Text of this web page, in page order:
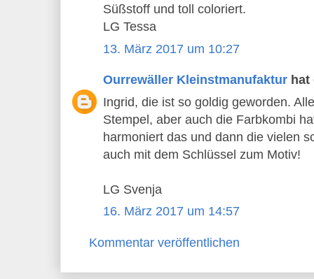
Süßstoff und toll coloriert.
LG Tessa
13. März 2017 um 10:27
Ourrewäller Kleinstmanufaktur
Ingrid, die ist so goldig geworden.
Stempel, aber auch die Farbkombi
harmoniert das und dann die vielen
auch mit dem Schlüssel zum Motiv!
LG Svenja
16. März 2017 um 14:57
Kommentar veröffentlichen